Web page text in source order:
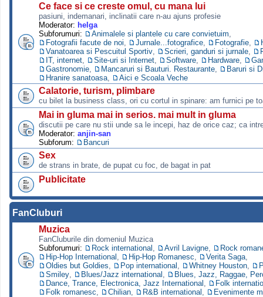
Ce face si ce creste omul, cu mana lui
pasiuni, indemanari, inclinatii care n-au ajuns profesie
Moderator: helga
Subforumuri:
Animalele si plantele cu care convietuim
Fotografii facute de noi
Jurnale...fotografice Fotografie
Vanatoarea si Pescuitul Sportiv
Scrieri, ganduri si jurnale
IT, internet
Site-uri si Internet Software Hardware
Gastronomie
Mancaruri si Bauturi. Restaurante
Baruri si
Hranire sanatoasa
Aici e Scoala Veche
Calatorie, turism, plimbare
cu bilet la business class, ori cu cortul in spinare: am furnici pe
Mai in gluma mai in serios. mai mult in gluma
discutii pe care nu stii unde sa le incepi, haz de orice caz; ca
Moderator: anjin-san
Subforum:
Bancuri
Sex
de strans in brate, de pupat cu foc, de bagat in pat
Publicitate
FanCluburi
Muzica
FanCluburile din domeniul Muzica
Subforumuri:
Rock international Avril Lavigne
Rock
Hip-Hop International
Hip-Hop Romanesc Verita Saga
Oldies but Goldies
Pop international Whitney Houston
Smiley
Blues/Jazz international
Blues, Jazz, Raggae,
Dance, Trance, Electronica, Jazz International
Folk
Folk romanesc
Chilian R&B international Evenimente